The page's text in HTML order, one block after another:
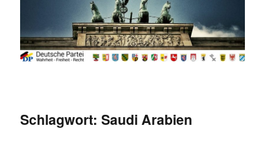
Schlagwort:Saudi Arabien